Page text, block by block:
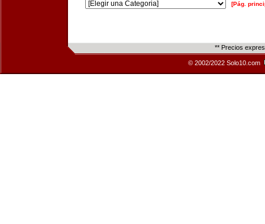
[Pág.
** Precios
© 2002/2022 Solo10.com